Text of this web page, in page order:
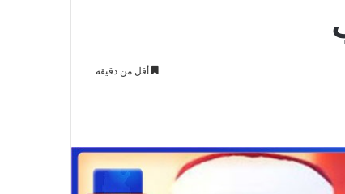
أقل من دقيقة